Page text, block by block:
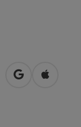
in Google
in